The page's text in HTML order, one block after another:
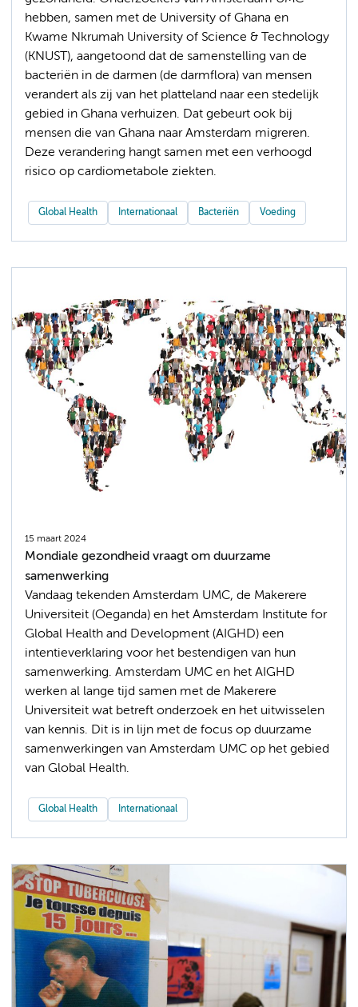
hebben, samen met de University of Ghana en
Kwame Nkrumah University of Science & Technology
(KNUST), aangetoond dat de samenstelling van de
bacteriën in de darmen (de darmflora) van mensen
verandert als zij van het platteland naar een stedelijk
gebied in Ghana verhuizen. Dat gebeurt ook bij
mensen die van Ghana naar Amsterdam migreren.
Deze verandering hangt samen met een verhoogd
risico op cardiometabole ziekten.
Global Health Internationaal Bacteriën Voeding
15 maart 2024
Mondiale gezondheid vraagt om duurzame
samenwerking
Vandaag tekenden Amsterdam UMC, de Makerere
Universiteit (Oeganda) en het Amsterdam Institute for
Global Health and Development (AIGHD) een
intentieverklaring voor het bestendigen van hun
samenwerking. Amsterdam UMC en het AIGHD
werken al lange tijd samen met de Makerere
Universiteit wat betreft onderzoek en het uitwisselen
van kennis. Dit is in lijn met de focus op duurzame
samenwerkingen van Amsterdam UMC op het gebied
van Global Health.
Global Health Internationaal